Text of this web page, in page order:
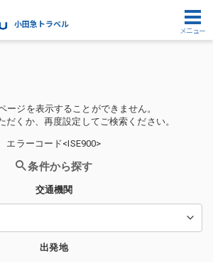
小田急トラベル
メニュー
ージを表示することができません。
だくか、再度設定してご検索ください。
エラーコード<ISE900>
条件から探す
交通機関
出発地